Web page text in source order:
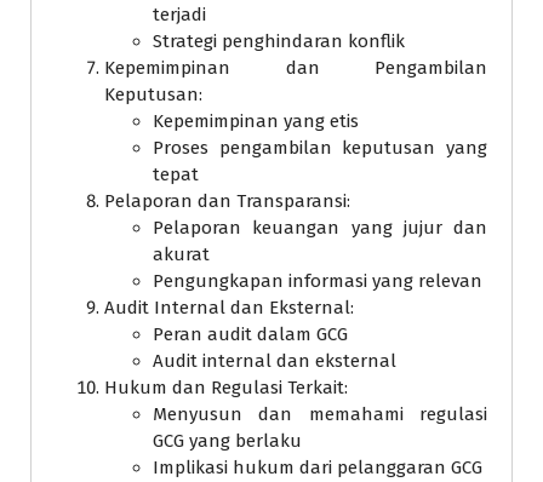
terjadi
Strategi penghindaran konflik
Kepemimpinan dan Pengambilan
Keputusan:
Kepemimpinan yang etis
Proses pengambilan keputusan yang
tepat
Pelaporan dan Transparansi:
Pelaporan keuangan yang jujur dan
akurat
Pengungkapan informasi yang relevan
Audit Internal dan Eksternal:
Peran audit dalam GCG
Audit internal dan eksternal
Hukum dan Regulasi Terkait:
Menyusun dan memahami regulasi
GCG yang berlaku
Implikasi hukum dari pelanggaran GCG